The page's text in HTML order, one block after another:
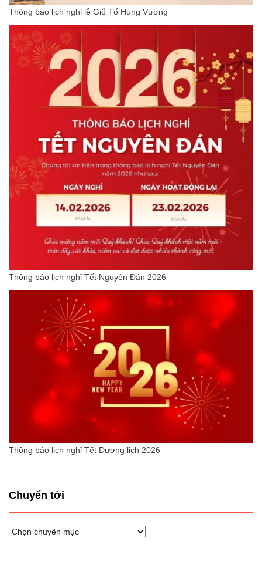
Thông báo lịch nghỉ lễ Giỗ Tổ Hùng Vương
Thông báo lịch nghỉ Tết Nguyên Đán 2026
Thông báo lịch nghỉ Tết Dương lịch 2026
Chuyển tới
Chuyển